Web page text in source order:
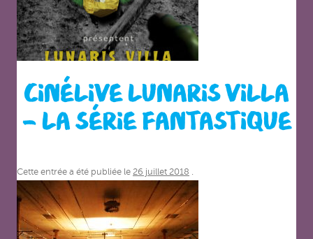
CINÉLIVE LUNARIS VILLA
– LA SÉRIE FANTASTIQUE
Cette entrée a été publiée le 26 juillet 2018 .